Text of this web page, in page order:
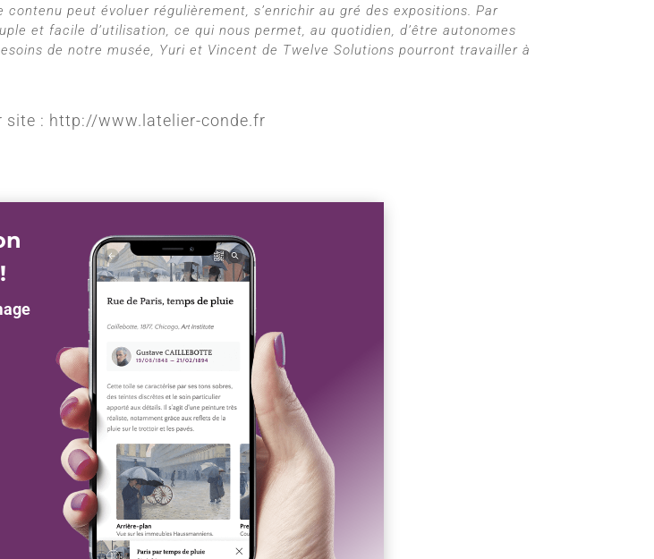
peut évoluer régulièrement, s’enrichir au gré des expositions. Par
et facile d’utilisation, ce qui nous permet, au quotidien, d’être autonomes
de notre musée, Yuri et Vincent de Twelve Solutions pourront travailler à
site : http://www.latelier-conde.fr